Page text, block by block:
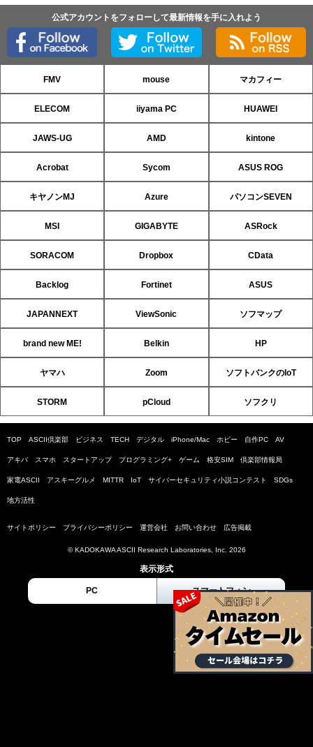
公式アカウントをフォローして最新情報を手に入れよう
FMV mouse マカフィー
ELECOM iiyama PC HUAWEI
JAWS-UG AMD kintone
Acrobat Sycom ASUS ROG
キヤノンMJ Azure パソコンSEVEN
MSI GIGABYTE ASRock
SORACOM Dropbox CData
Backlog Fortinet ASUS
JAPANNEXT ViewSonic ソフマップ
brand new ME! Belkin HP
ヤマハ Zoom ソフトバンクのIoT
STORM pCloud ソフクリ
TOP ASCII倶楽部 ビジネス TECH デジタル iPhone/Mac ホビー 自作PC AV
アキバ スマホ スタートアップ プログラミング+ ゲーム 格安SIM 倶楽部情報局
家電ASCII アスキーグルメ MITTR IoT サイバーセキュリティ小説コンテスト SDGs
地方活性
サイトポリシー プライバシーポリシー 運営会社 お問い合わせ 広告掲載
© KADOKAWA ASCII Research Laboratories, Inc. 2026
表示形式
PC スマートフォン